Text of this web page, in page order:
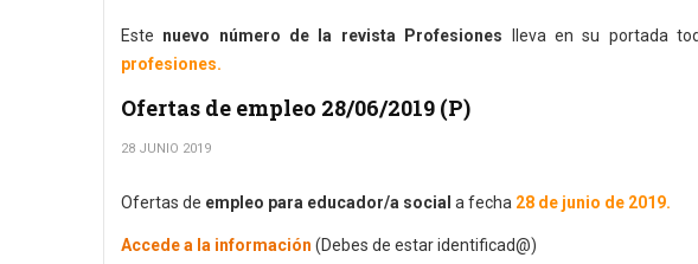
Este nuevo número de la revista Profesiones lleva en su portada
profesiones.
Ofertas de empleo 28/06/2019 (P)
28 JUNIO 2019
Ofertas de empleo para educador/a social a fecha 28 de junio de 2019.
Accede a la información (Debes de estar identificad@)